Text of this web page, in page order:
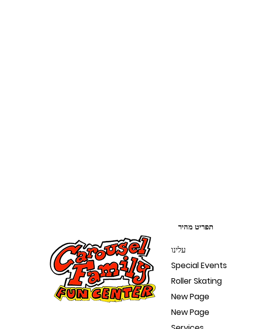
תפריט מהיר
עלינו
Special Events
Roller Skating
New Page
New Page